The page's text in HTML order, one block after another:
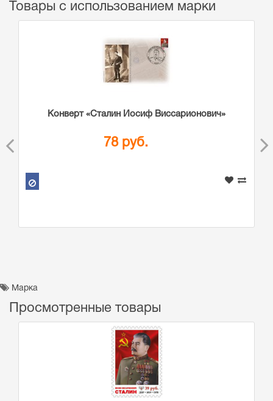
Товары с использованием марки
Конверт «Сталин Иосиф Виссарионович»
78 руб.
Марка
Просмотренные товары